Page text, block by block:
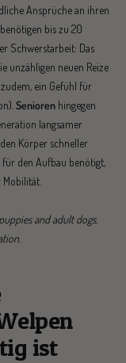
Ansprüche an ihren
bis zu 20
Schwerstarbeit: Das
unzähligen neuen Reize
ein Gefühl für
Senioren hingegen
langsamer
Körper schneller
für den Aufbau benötigt,
and adult dogs.
ist